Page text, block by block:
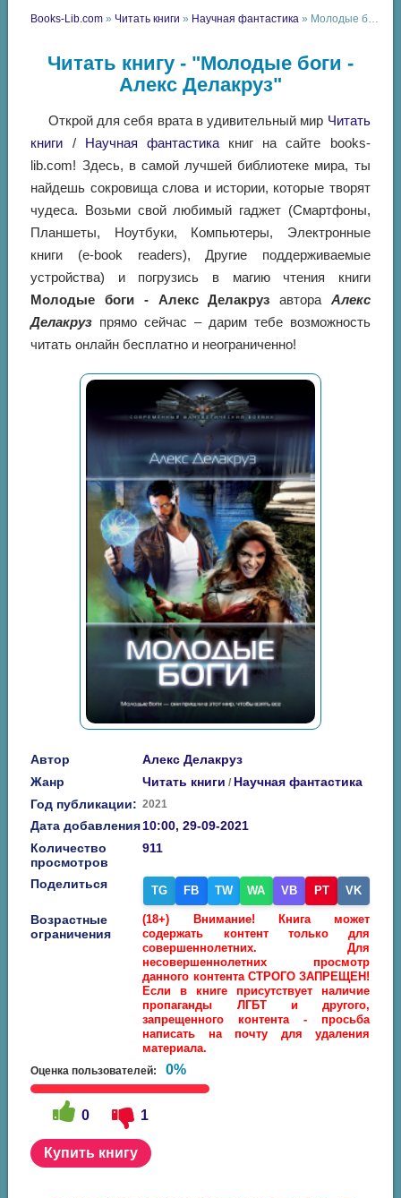
Books-Lib.com » Читать книги » Научная фантастика » Молодые боги - Алекс Делакруз
Читать книгу - "Молодые боги -
Алекс Делакруз"
Открой для себя врата в удивительный мир Читать
книги / Научная фантастикакниг на сайте books-
lib.com! Здесь, в самой лучшей библиотеке мира, ты
найдешь сокровища слова и истории, которые творят
чудеса. Возьми свой любимый гаджет (Смартфоны,
Планшеты, Ноутбуки, Компьютеры, Электронные
книги (e-book readers), Другие поддерживаемые
устройства) и погрузись в магию чтения книги
Молодые боги - Алекс Делакруз автора Алекс
Делакруз прямо сейчас – дарим тебе возможность
читать онлайн бесплатно и неограниченно!
Автор
Алекс Делакруз
Жанр
Читать книги / Научная фантастика
Год публикации: 2021
Дата добавления10:00, 29-09-2021
Количество
просмотров
911
Поделиться TG FB TW WA VB PT VK
Возрастные
ограничения
(18+) Внимание! Книга может
содержать контент только для
совершеннолетних. Для
несовершеннолетних просмотр
данного контента СТРОГО ЗАПРЕЩЕН!
Если в книге присутствует наличие
пропаганды ЛГБТ и другого,
запрещенного контента - просьба
написать на почту для удаления
материала.
Оценка пользователей: 0%
0 1
Купить книгу